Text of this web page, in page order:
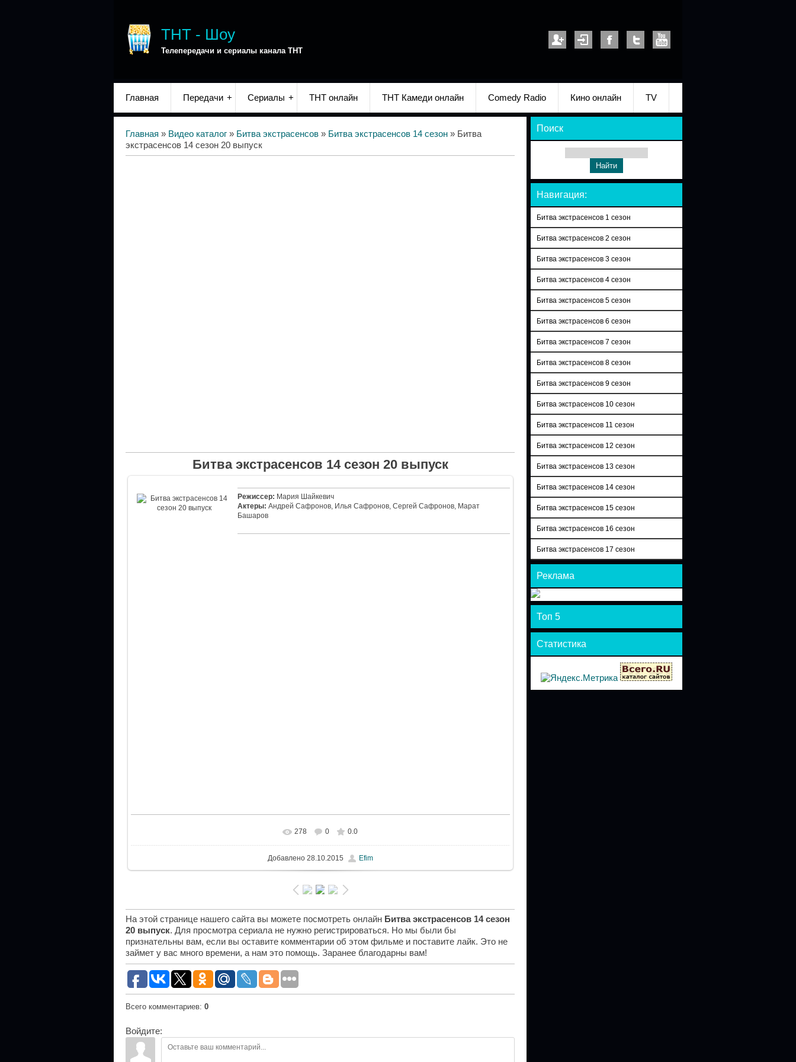
ТНТ - Шоу
Телепередачи и сериалы канала ТНТ
Главная Передачи Сериалы ТНТ онлайн ТНТ Камеди онлайн Comedy Radio Кино онлайн TV
Главная » Видео каталог » Битва экстрасенсов » Битва экстрасенсов 14 сезон » Битва
экстрасенсов 14 сезон 20 выпуск
Битва экстрасенсов 14 сезон 20 выпуск
Режиссер: Мария Шайкевич
Актеры: Андрей Сафронов, Илья Сафронов, Сергей Сафронов, Марат
Башаров
278 0 0.0
Добавлено28.10.2015 Efim
На этой странице нашего сайта вы можете посмотреть онлайн Битва экстрасенсов 14 сезон
20 выпуск. Для просмотра сериала не нужно регистрироваться. Но мы были бы
признательны вам, если вы оставите комментарии об этом фильме и поставите лайк. Это не
займет у вас много времени, а нам это помощь. Заранее благодарны вам!
Всего комментариев: 0
Войдите:
Поиск
Навигация:
Битва экстрасенсов 1 сезон
Битва экстрасенсов 2 сезон
Битва экстрасенсов 3 сезон
Битва экстрасенсов 4 сезон
Битва экстрасенсов 5 сезон
Битва экстрасенсов 6 сезон
Битва экстрасенсов 7 сезон
Битва экстрасенсов 8 сезон
Битва экстрасенсов 9 сезон
Битва экстрасенсов 10 сезон
Битва экстрасенсов 11 сезон
Битва экстрасенсов 12 сезон
Битва экстрасенсов 13 сезон
Битва экстрасенсов 14 сезон
Битва экстрасенсов 15 сезон
Битва экстрасенсов 16 сезон
Битва экстрасенсов 17 сезон
Реклама
Топ 5
Статистика